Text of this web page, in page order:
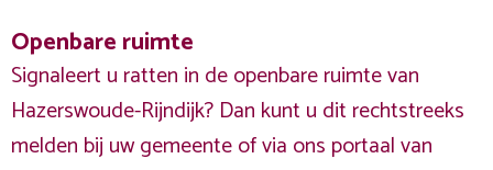
Openbare ruimte
Signaleert u ratten in de openbare ruimte van
Hazerswoude-Rijndijk? Dan kunt u dit rechtstreeks
melden bij uw gemeente of via ons portaal van